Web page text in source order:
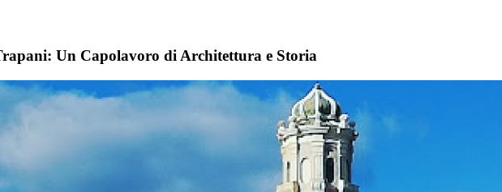
Un Capolavoro di Architettura e Storia